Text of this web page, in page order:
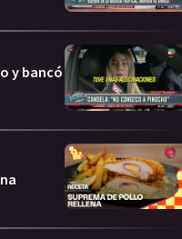
y bancó